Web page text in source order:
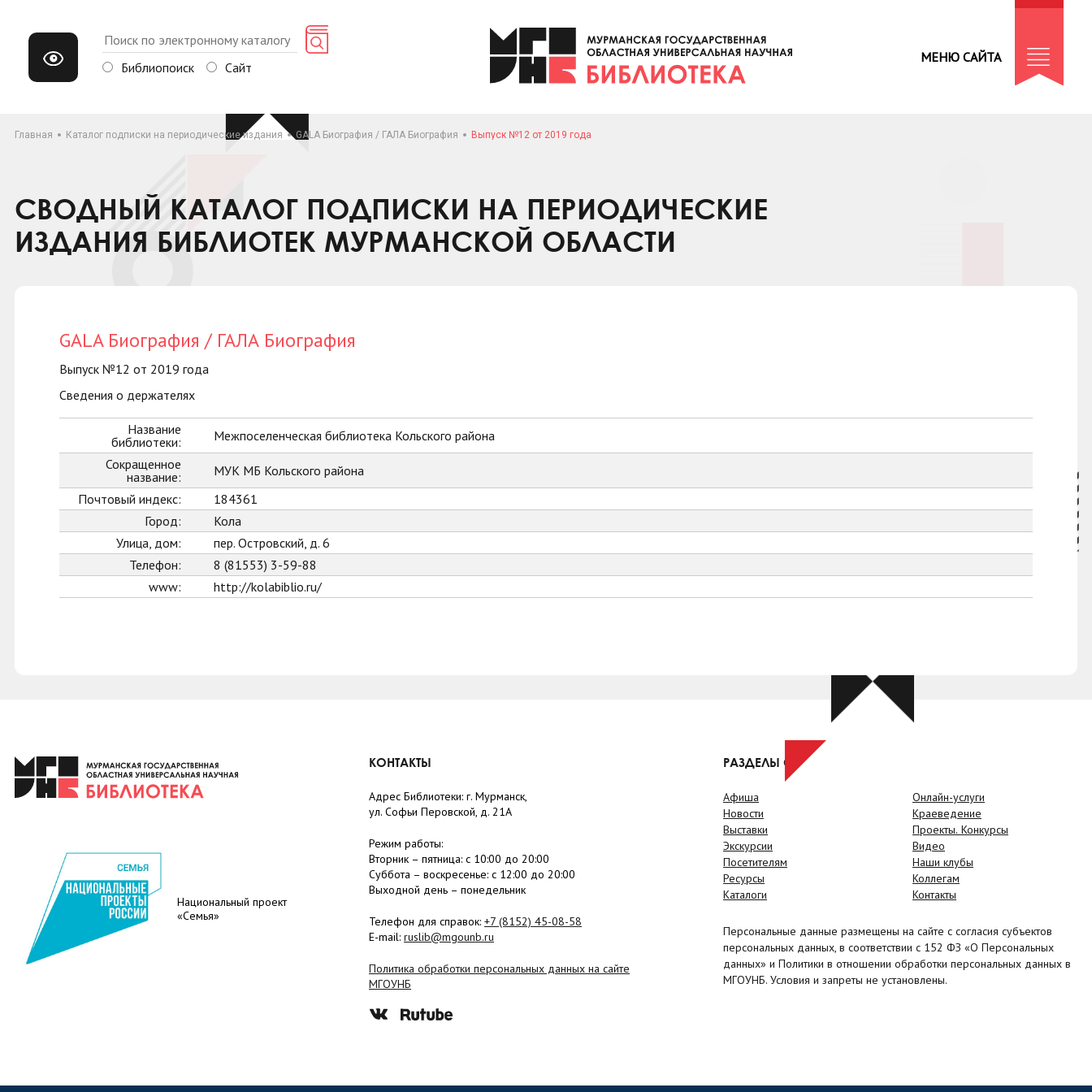
Библиопоиск Сайт
МЕНЮ САЙТА
Главная Каталог подписки на периодические издания GALA Биография / ГАЛА Биография Выпуск №12 от 2019 года
СВОДНЫЙ КАТАЛОГ ПОДПИСКИ НА ПЕРИОДИЧЕСКИЕ
ИЗДАНИЯ БИБЛИОТЕК МУРМАНСКОЙ ОБЛАСТИ
GALA Биография / ГАЛА Биография
Выпуск №12 от 2019 года
Сведения о держателях
Название
библиотеки:
Межпоселенческая библиотека Кольского района
Сокращенное
название:
МУК МБ Кольского района
Почтовый индекс:
184361
Город:
Кола
Улица, дом:
пер. Островский, д. 6
Телефон:
8 (81553) 3-59-88
www:
http://kolabiblio.ru/
Национальный проект
«Семья»
КОНТАКТЫ
Адрес Библиотеки: г. Мурманск,
ул. Софьи Перовской, д. 21А
Режим работы:
Вторник – пятница: с 10:00 до 20:00
Суббота – воскресенье: c 12:00 до 20:00
Выходной день – понедельник
Телефон для справок: +7 (8152) 45-08-58
E-mail: ruslib@mgounb.ru
Политика обработки персональных данных на сайте
МГОУНБ
РАЗДЕЛЫ САЙТА
Афиша
Новости
Выставки
Экскурсии
Посетителям
Ресурсы
Каталоги
Онлайн-услуги
Краеведение
Проекты. Конкурсы
Видео
Наши клубы
Коллегам
Контакты
Персональные данные размещены на сайте с согласия субъектов
персональных данных, в соответствии с 152 ФЗ «О Персональных
данных» и Политики в отношении обработки персональных данных в
МГОУНБ. Условия и запреты не установлены.